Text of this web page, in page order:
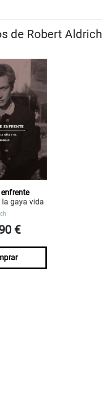
de Robert Aldrich
gaya vida
€